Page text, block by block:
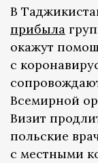
В
прибыла
окажут
с
Всемирной
Визит
польские
с местными